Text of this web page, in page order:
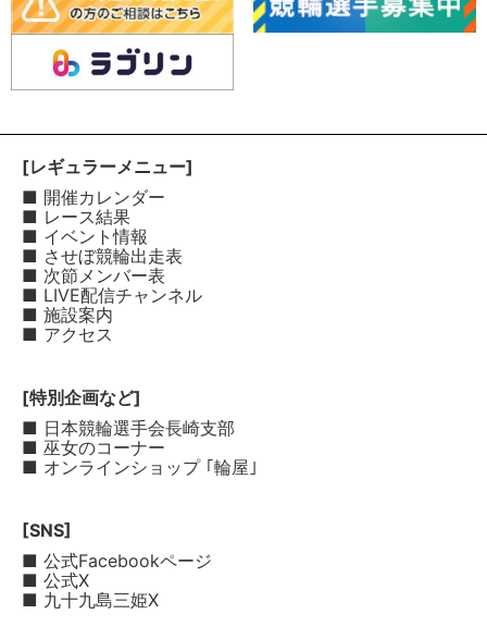
[レギュラーメニュー]
■ 開催カレンダー
■ レース結果
■ イベント情報
■ させぼ競輪出走表
■ 次節メンバー表
■ LIVE配信チャンネル
■ 施設案内
■ アクセス
[特別企画など]
■ 日本競輪選手会長崎支部
■ 巫女のコーナー
■ オンラインショップ ｢輪屋｣
[SNS]
■ 公式Facebookページ
■ 公式X
■ 九十九島三姫X